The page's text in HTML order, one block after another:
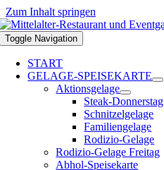
Zum Inhalt springen
Toggle Navigation
START
GELAGE-SPEISEKARTE
Aktionsgelage
Steak-Donnerstag
Schnitzelgelage
Familiengelage
Rodizio-Gelage
Rodizio-Gelage Freitag
Abhol-Speisekarte